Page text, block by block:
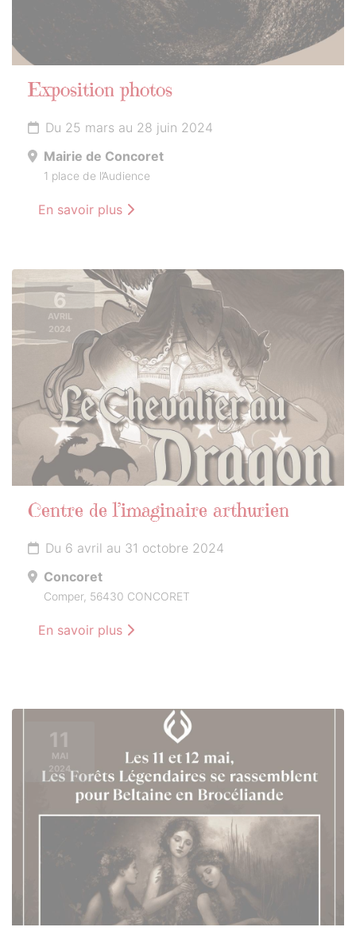
Exposition photos
Du 25 mars au 28 juin 2024
Mairie de Concoret
1 place de l’Audience
En savoir plus
6
AVRIL
2024
Centre de l’imaginaire arthurien
Du 6 avril au 31 octobre 2024
Concoret
Comper, 56430 CONCORET
En savoir plus
11
MAI
2024